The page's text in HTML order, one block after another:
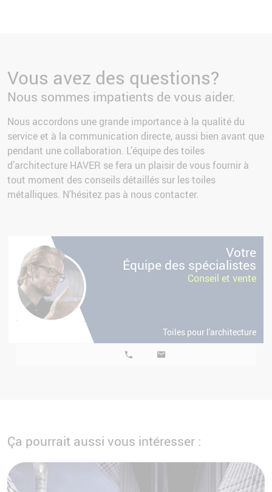
Vous avez des questions?
Nous sommes impatients de vous aider.
Nous accordons une grande importance à la qualité du
service et à la communication directe, aussi bien avant que
pendant une collaboration. L’équipe des toiles
d’architecture HAVER se fera un plaisir de vous fournir à
tout moment des conseils détaillés sur les toiles
métalliques. N’hésitez pas à nous contacter.
Votre
Équipe des spécialistes
Conseil et vente
Toiles pour l'architecture
Ça pourrait aussi vous intéresser :